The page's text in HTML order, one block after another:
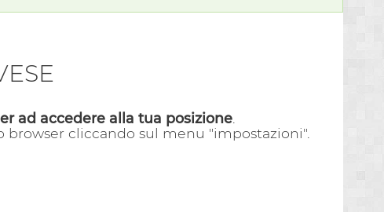
ad accedere alla tua posizione
cliccando sul menu "impostazioni".